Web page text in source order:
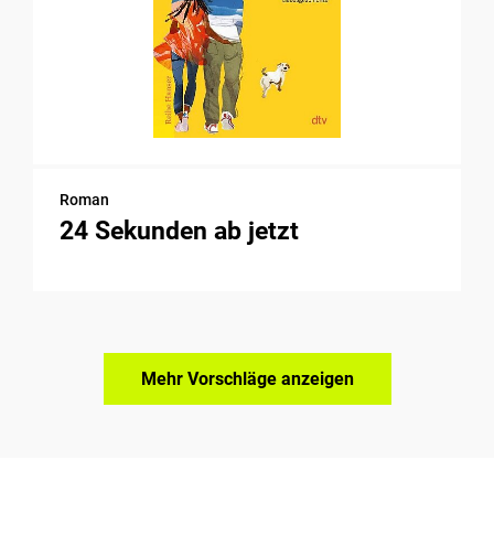
Roman
24 Sekunden ab jetzt
Mehr Vorschläge anzeigen